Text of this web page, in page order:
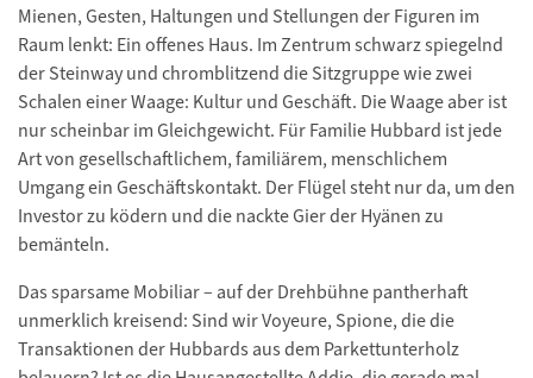
Mienen, Gesten, Haltungen und Stellungen der Figuren im
Raum lenkt: Ein offenes Haus. Im Zentrum schwarz spiegelnd
der Steinway und chromblitzend die Sitzgruppe wie zwei
Schalen einer Waage: Kultur und Geschäft. Die Waage aber ist
nur scheinbar im Gleichgewicht. Für Familie Hubbard ist jede
Art von gesellschaftlichem, familiärem, menschlichem
Umgang ein Geschäftskontakt. Der Flügel steht nur da, um den
Investor zu ködern und die nackte Gier der Hyänen zu
bemänteln.
Das sparsame Mobiliar – auf der Drehbühne pantherhaft
unmerklich kreisend: Sind wir Voyeure, Spione, die die
Transaktionen der Hubbards aus dem Parkettunterholz